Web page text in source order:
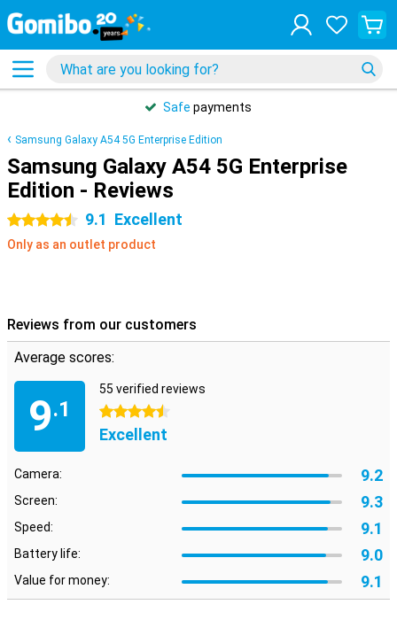
Safe payments
Samsung Galaxy A54 5G Enterprise Edition
Samsung Galaxy A54 5G Enterprise
Edition - Reviews
4.5 stars 9.1 Excellent
Only as an outlet product
Reviews from our customers
Average scores:
9.1
55 verified reviews
4.5 stars
Excellent
Camera: 9.2
Screen: 9.3
Speed: 9.1
Battery life: 9.0
Value for money: 9.1